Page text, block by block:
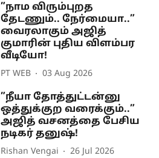
”நாம விரும்புறத
தேடணும்.. நேர்மையா..”
வைரலாகும் அஜித்
குமாரின் புதிய விளம்பர
வீடியோ!
PT WEB 03 Aug 2026
”நீயா தோத்துட்டன்னு
ஒத்துக்குற வரைக்கும்..”
அஜித் வசனத்தை பேசிய
நடிகர் தனுஷ்!
Rishan Vengai 26 Jul 2026